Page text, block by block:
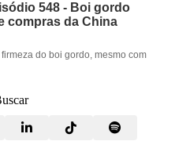
548 - Boi gordo
compras da China
do boi gordo, mesmo com